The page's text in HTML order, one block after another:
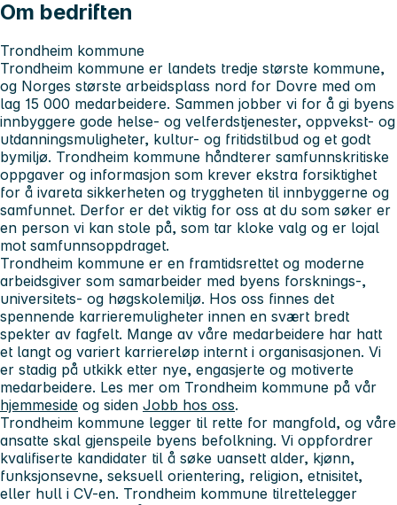
Om bedriften
Trondheim kommune
Trondheim kommune er landets tredje største kommune,
og Norges største arbeidsplass nord for Dovre med om
lag 15 000 medarbeidere. Sammen jobber vi for å gi byens
innbyggere gode helse- og velferdstjenester, oppvekst- og
utdanningsmuligheter, kultur- og fritidstilbud og et godt
bymiljø. Trondheim kommune håndterer samfunnskritiske
oppgaver og informasjon som krever ekstra forsiktighet
for å ivareta sikkerheten og tryggheten til innbyggerne og
samfunnet. Derfor er det viktig for oss at du som søker er
en person vi kan stole på, som tar kloke valg og er lojal
mot samfunnsoppdraget.
Trondheim kommune er en framtidsrettet og moderne
arbeidsgiver som samarbeider med byens forsknings-,
universitets- og høgskolemiljø. Hos oss finnes det
spennende karrieremuligheter innen en svært bredt
spekter av fagfelt. Mange av våre medarbeidere har hatt
et langt og variert karriereløp internt i organisasjonen. Vi
er stadig på utkikk etter nye, engasjerte og motiverte
medarbeidere. Les mer om Trondheim kommune på vår
hjemmeside og siden Jobb hos oss.
Trondheim kommune legger til rette for mangfold, og våre
ansatte skal gjenspeile byens befolkning. Vi oppfordrer
kvalifiserte kandidater til å søke uansett alder, kjønn,
funksjonsevne, seksuell orientering, religion, etnisitet,
eller hull i CV-en. Trondheim kommune tilrettelegger